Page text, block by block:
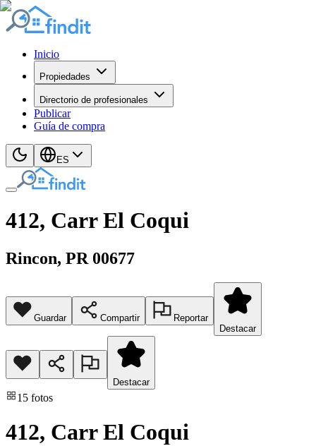
Inicio
Propiedades
Directorio de profesionales
Publicar
Guía de compra
ES
412, Carr El Coqui
Rincon, PR 00677
Guardar Compartir
Reportar
Destacar
Destacar
15 fotos
412, Carr El Coqui